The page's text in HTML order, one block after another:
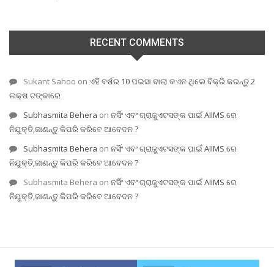
RECENT COMMENTS
Sukant Sahoo on ଏହି ବର୍ଷର 10 ପଇସା ବାଲା କଏନ ଥିଲେ ବିକ୍ରି କରନ୍ତୁ 2
ଲକ୍ଷ ଟଙ୍କାରେ
Subhasmita Behera on ନର୍ସିଂ ଏବଂ ଗ୍ରାଜୁଏଟସଙ୍କ ପାଇଁ AIIMS ରେ
ନିଯୁକ୍ତି,ଜାଣନ୍ତୁ କିପରି କରିବେ ଆବେଦନ ?
Subhasmita Behera on ନର୍ସିଂ ଏବଂ ଗ୍ରାଜୁଏଟସଙ୍କ ପାଇଁ AIIMS ରେ
ନିଯୁକ୍ତି,ଜାଣନ୍ତୁ କିପରି କରିବେ ଆବେଦନ ?
Subhasmita Behera on ନର୍ସିଂ ଏବଂ ଗ୍ରାଜୁଏଟସଙ୍କ ପାଇଁ AIIMS ରେ
ନିଯୁକ୍ତି,ଜାଣନ୍ତୁ କିପରି କରିବେ ଆବେଦନ ?